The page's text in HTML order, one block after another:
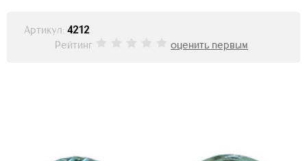
Артикул: 4212
Рейтинг
оценить первым